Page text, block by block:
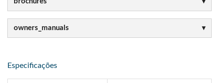
owners_manuals
Especificações